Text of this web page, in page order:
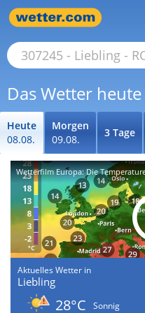
Das Wetter
Heute
08.08.
Morgen
09.08.
3 Tage
Wetterfilm Europa: Die
Aktuelles Wetter in
Liebling
28°C
Sonnig